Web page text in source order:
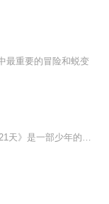
最重要的冒险和蜕变